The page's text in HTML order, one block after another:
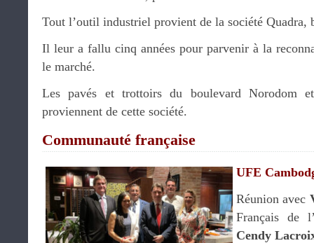
Tout l’outil industriel provient de la société Quadra,
Il leur a fallu cinq années pour parvenir à la
le marché.
Les pavés et trottoirs du boulevard Norodom
proviennent de cette société.
Communauté française
UFE
Réunion avec
Français de
Cendy